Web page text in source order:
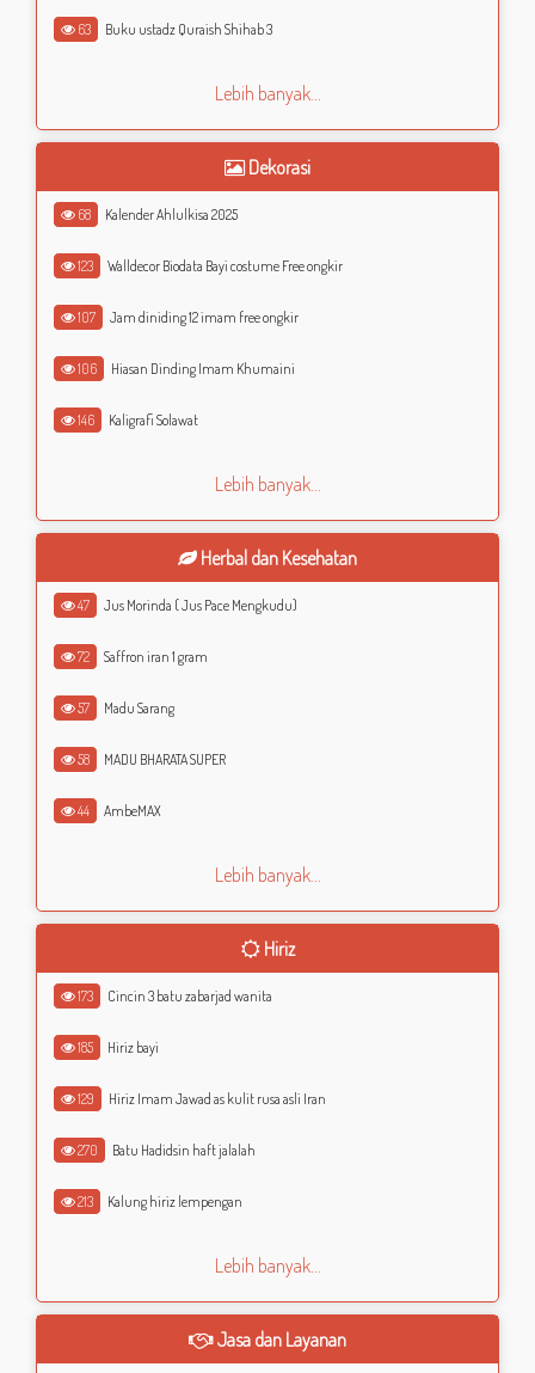
63 Buku ustadz Quraish Shihab 3
Lebih banyak...
Dekorasi
68 Kalender Ahlulkisa 2025
123 Walldecor Biodata Bayi costume Free ongkir
107 Jam diniding 12 imam free ongkir
106 Hiasan Dinding Imam Khumaini
146 Kaligrafi Solawat
Lebih banyak...
Herbal dan Kesehatan
47 Jus Morinda ( Jus Pace Mengkudu)
72 Saffron iran 1 gram
57 Madu Sarang
58 MADU BHARATA SUPER
44 AmbeMAX
Lebih banyak...
Hiriz
173 Cincin 3 batu zabarjad wanita
185 Hiriz bayi
129 Hiriz Imam Jawad as kulit rusa asli Iran
270 Batu Hadidsin haft jalalah
213 Kalung hiriz lempengan
Lebih banyak...
Jasa dan Layanan